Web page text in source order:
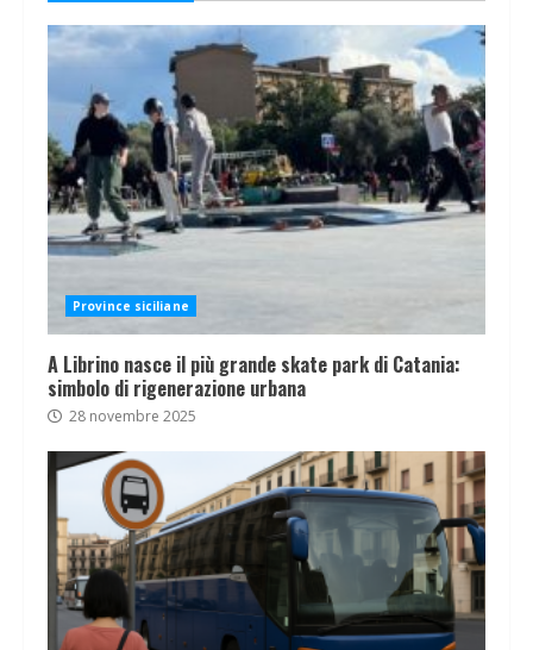
Province siciliane
A Librino nasce il più grande skate park di Catania:
simbolo di rigenerazione urbana
28 novembre 2025